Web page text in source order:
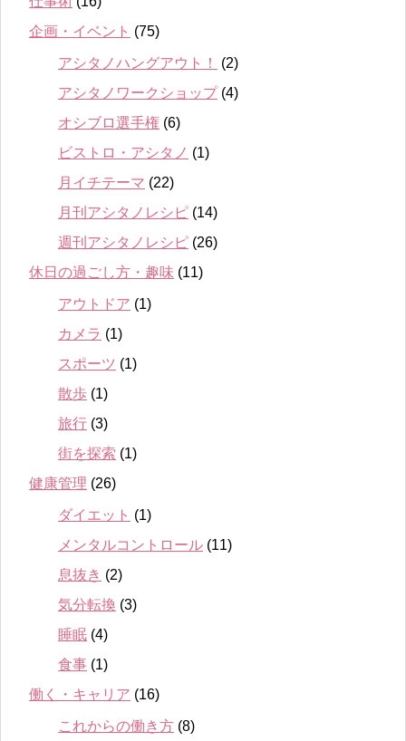
企画・イベント (75)
アシタノハングアウト！
(2)
アシタノワークショップ(4)
オシブロ選手権 (6)
ビストロ・アシタノ (1)
月イチテーマ (22)
月刊アシタノレシピ (14)
週刊アシタノレシピ (26)
休日の過ごし方・趣味 (11)
アウトドア (1)
カメラ (1)
スポーツ (1)
散歩 (1)
旅行 (3)
街を探索 (1)
健康管理 (26)
ダイエット (1)
メンタルコントロール (11)
息抜き (2)
気分転換 (3)
睡眠 (4)
食事 (1)
働く・キャリア (16)
これからの働き方 (8)